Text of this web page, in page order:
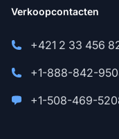
Verkoopcontacten
+421 2 33 456
+1-888-842-
+1-508-469-